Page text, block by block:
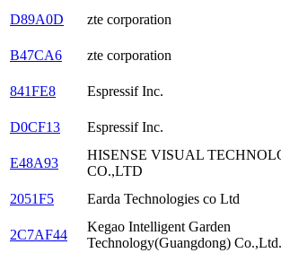
D89A0D
zte corporation
B47CA6
zte corporation
841FE8
Espressif Inc.
D0CF13
Espressif Inc.
E48A93
HISENSE VISUAL
CO.,LTD
2051F5
Earda Technologies co Ltd
2C7AF44
Kegao Intelligent Garden
Technology(Guangdong) Co.,Ltd.